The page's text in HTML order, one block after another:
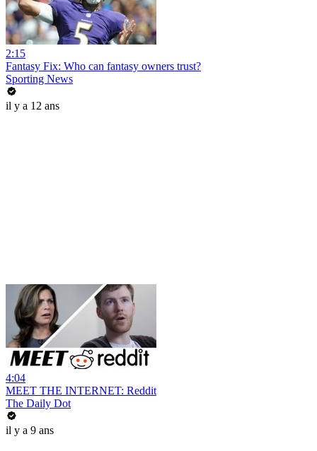
2:15
Fantasy Fix: Who can fantasy owners trust?
Sporting News
il y a 12 ans
4:04
MEET THE INTERNET: Reddit
The Daily Dot
il y a 9 ans